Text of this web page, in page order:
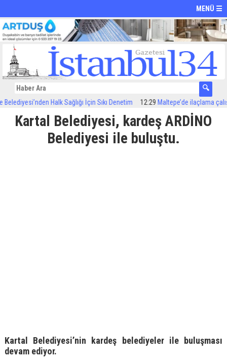
MENÜ ☰
Halk Sağlığı İçin Sıkı Denetim 12:29 Maltepe’de ilaçlama
Kartal Belediyesi, kardeş ARDİNO
Belediyesi ile buluştu.
Kartal Belediyesi’nin kardeş belediyeler ile buluşması
devam ediyor.